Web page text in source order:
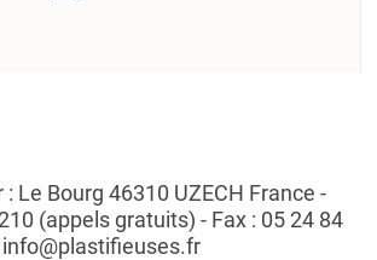
Le Bourg 46310 UZECH France -
(appels gratuits) - Fax : 05 24 84
info@plastifieuses.fr